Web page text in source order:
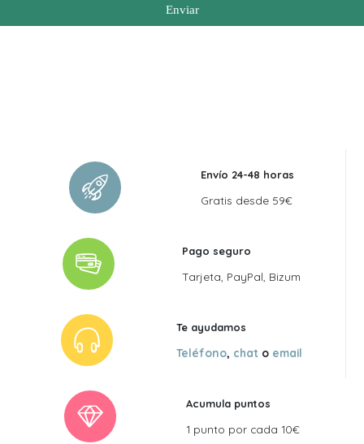
Enviar
Envío 24-48 horas
Gratis desde 59€
Pago seguro
Tarjeta, PayPal, Bizum
Te ayudamos
Teléfono, chat o email
Acumula puntos
1 punto por cada 10€